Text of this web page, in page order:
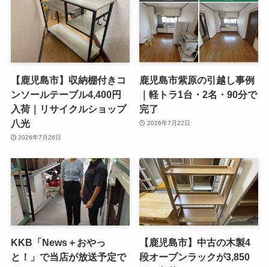
【鹿児島市】収納棚付きコ
ンソールテーブル4,400円
入荷｜リサイクルショップ
八光
2026年7月26日
鹿児島市紫原の引越し事例
｜軽トラ1台・2名・90分で
完了
2026年7月22日
KKB「News＋おやっ
と！」で当店が放送予定で
【鹿児島市】中古の木製4
段オープンラックが3,850